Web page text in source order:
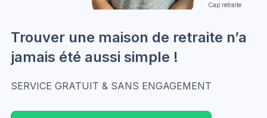
Cap retraite
Trouver une maison de retraite n’a
jamais été aussi simple !
SERVICE GRATUIT & SANS ENGAGEMENT